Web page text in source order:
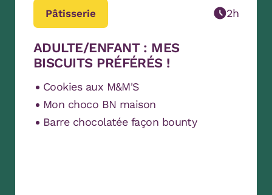
Pâtisserie 2h
ADULTE/ENFANT : MES
BISCUITS PRÉFÉRÉS !
Cookies aux M&M'S
Mon choco BN maison
Barre chocolatée façon bounty